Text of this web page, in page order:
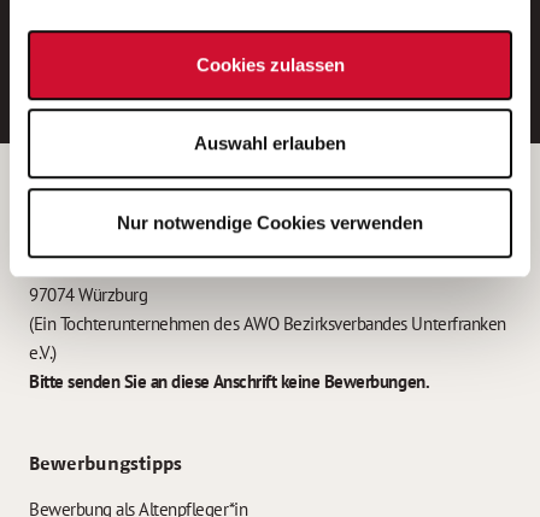
Cookies zulassen
Auswahl erlauben
Nur notwendige Cookies verwenden
E-Mail-Adresse eintragen
Betreiber der Webseite
Garitz Bewirtschaftungsbetriebe GmbH
Kantstraße 45a
97074 Würzburg
(Ein Tochterunternehmen des AWO Bezirksverbandes Unterfranken
e.V.)
Bitte senden Sie an diese Anschrift keine Bewerbungen.
Bewerbungstipps
Bewerbung als Altenpfleger*in